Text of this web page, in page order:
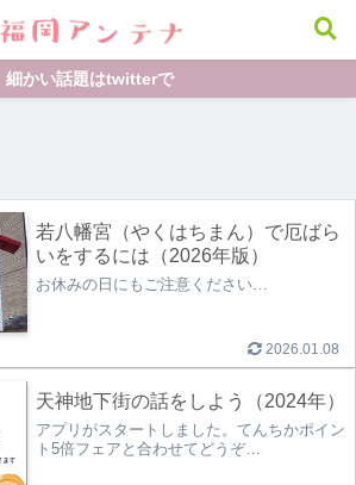
細かい話題はtwitterで
若八幡宮（やくはちまん）で厄ばら
いをするには（2026年版）
お休みの日にもご注意ください…
2026.01.08
天神地下街の話をしよう（2024年）
アプリがスタートしました。てんちかポイン
ト5倍フェアと合わせてどうぞ…